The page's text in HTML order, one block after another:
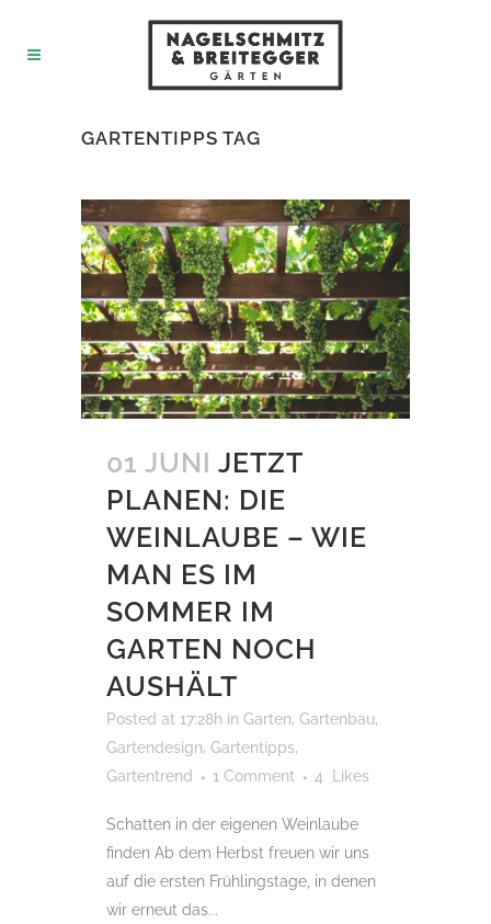
GARTENTIPPS TAG
01 JUNI JETZT
PLANEN: DIE
WEINLAUBE – WIE
MAN ES IM
SOMMER IM
GARTEN NOCH
AUSHÄLT
Posted at 17:28h in Garten, Gartenbau,
Gartendesign, Gartentipps,
Gartentrend
1 Comment 4 Likes
Schatten in der eigenen Weinlaube
finden Ab dem Herbst freuen wir uns
auf die ersten Frühlingstage, in denen
wir erneut das...